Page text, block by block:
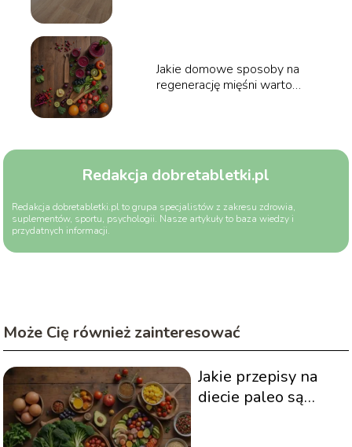
Jakie domowe sposoby na
regenerację mięśni warto
Redakcja dobretabletki.pl
Redakcja dobretabletki.pl to grupa specjalistów z zakresu zdrowia,
suplementów, sportu, psychologii. Nasze artykuły to baza wiedzy i
przydatnych informacji.
Może Cię również zainteresować
Jakie przepisy na
diecie paleo są